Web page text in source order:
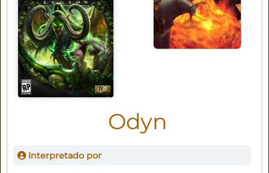
Odyn
Interpretado por